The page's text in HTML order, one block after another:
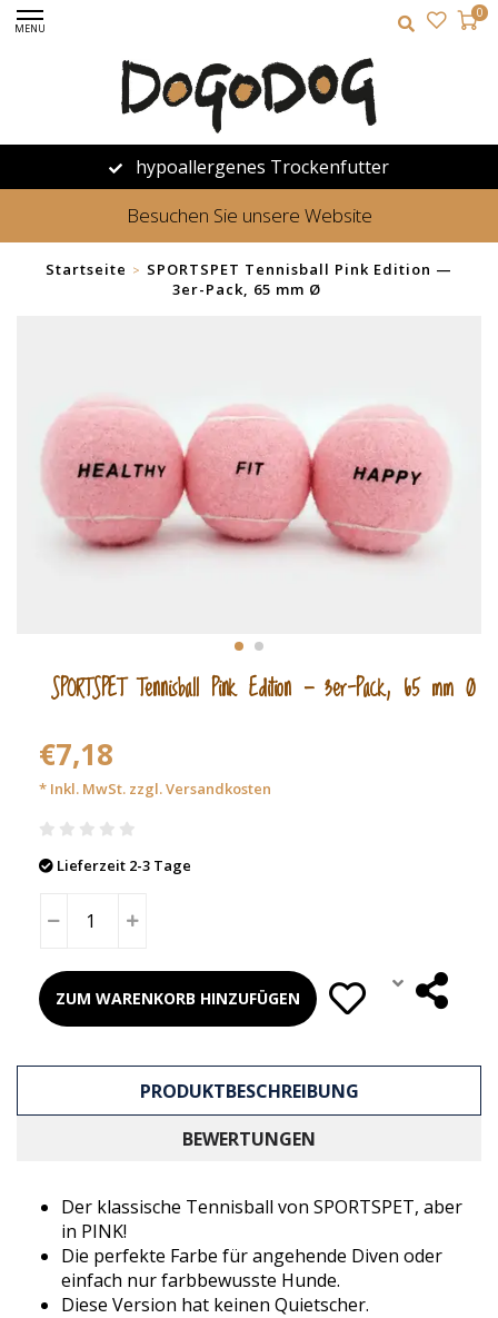
MENU
0
hypoallergenes Trockenfutter
Besuchen Sie unsere Website
Startseite > SPORTSPET Tennisball Pink Edition —
3er-Pack, 65 mm Ø
SPORTSPET Tennisball Pink Edition — 3er-Pack, 65 mm Ø
€7,18
* Inkl. MwSt. zzgl.Versandkosten
Lieferzeit 2-3 Tage
ZUM WARENKORB HINZUFÜGEN
PRODUKTBESCHREIBUNG
BEWERTUNGEN
Der klassische Tennisball von SPORTSPET, aber
in PINK!
Die perfekte Farbe für angehende Diven oder
einfach nur farbbewusste Hunde.
Diese Version hat keinen Quietscher.